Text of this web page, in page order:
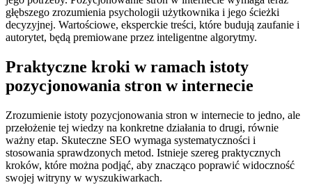
głębszego zrozumienia psychologii użytkownika i jego ścieżki
decyzyjnej. Wartościowe, eksperckie treści, które budują zaufanie i
autorytet, będą premiowane przez inteligentne algorytmy.
Praktyczne kroki w ramach istoty
pozycjonowania stron w internecie
Zrozumienie istoty pozycjonowania stron w internecie to jedno, ale
przełożenie tej wiedzy na konkretne działania to drugi, równie
ważny etap. Skuteczne SEO wymaga systematyczności i
stosowania sprawdzonych metod. Istnieje szereg praktycznych
kroków, które można podjąć, aby znacząco poprawić widoczność
swojej witryny w wyszukiwarkach.